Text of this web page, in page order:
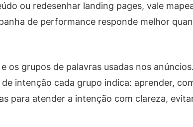
ou redesenhar landing pages, vale
de performance responde melhor
os grupos de palavras usadas nos anúncios.
intenção cada grupo indica: aprender,
para atender a intenção com clareza,